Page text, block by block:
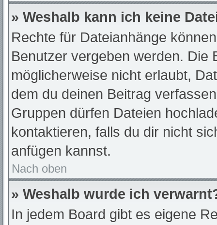
» Weshalb kann ich keine
Rechte für Dateianhänge
Benutzer vergeben werden. Die
möglicherweise nicht erlaubt,
dem du deinen Beitrag
Gruppen dürfen Dateien
kontaktieren, falls du dir nicht
anfügen kannst.
Nach oben
» Weshalb wurde ich
In jedem Board gibt es eigene